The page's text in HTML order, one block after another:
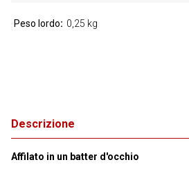
Descrizione
Affilato in un batter d'occhio
Peso lordo 0,25 kg